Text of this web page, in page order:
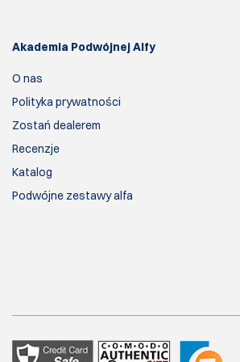
Akademia Podwójnej Alfy
O nas
Polityka prywatności
Zostań dealerem
Recenzje
Katalog
Podwójne zestawy alfa